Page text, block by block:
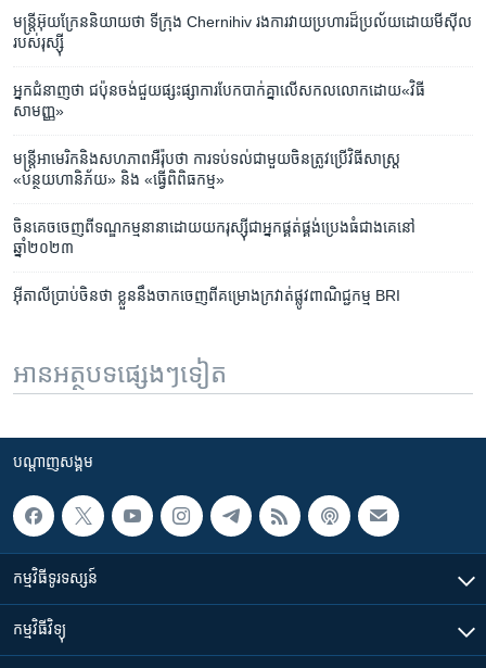
មន្ត្រី​អ៊ុយក្រែន​និយាយ​ថា ទីក្រុង Chernihiv រង​ការ​វាយ​ប្រហារ​ដ៏​ប្រល័យ​ដោយ​មីស៊ីល​
របស់​រុស្ស៊ី
អ្នក​ជំនាញ​ថា ជប៉ុន​ចង់ជួយ​ផ្សះផ្សា​ការ​បែកបាក់គ្នា​លើ​សកលលោក​ដោយ​«វិធី​
សាមញ្ញ»
មន្ត្រី​អាមេរិក​និង​សហភាព​អឺរ៉ុប​ថា ការ​ទប់​ទល់​ជាមួយចិន​ត្រូវ​ប្រើ​វិធីសាស្ត្រ
«បន្ថយហានិភ័យ» និង «ធ្វើ​ពិពិធកម្ម»
ចិនគេចចេញពីទណ្ឌកម្មនានាដោយយករុស្ស៊ីជាអ្នកផ្គត់ផ្គង់ប្រេងធំជាងគេនៅ
ឆ្នាំ២០២៣
អ៊ីតាលីប្រាប់ចិនថា ខ្លួននឹងចាកចេញពីគម្រោងក្រវាត់ផ្លូវពាណិជ្ជកម្ម BRI
អានអត្ថបទផ្សេងៗទៀត
បណ្តាញ​សង្គម
កម្មវិធី​ទូរទស្សន៍
កម្មវិធី​វិទ្យុ